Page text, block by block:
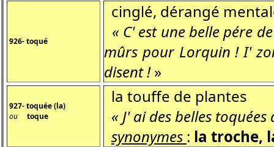
926- toqué
cinglé, dérangé
« C' est une belle pére
mûrs pour Lorquin ! I'
disent !»
927- toquée (la)
ou toque
la touffe de plantes
« J' ai des belles
synonymes : la troche,